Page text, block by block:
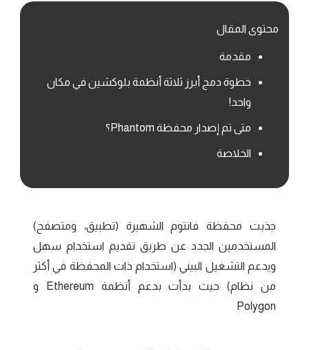
محتوى المقال
مقدمة
خطوة دمج أبرز ثلاثة أنظمة بلوكشين في مكان
واحد!
متى تم إصدار محفظة Phantom؟
الخلاصة
جذبت محفظة فانتوم الشهيرة (تطبيق، ومتصفح)
المستخدمين الجدد عن طريق تقديم استخدام سهل
ويدعم التشغيل البيني (استخدام ذات المحفظة في أكثر
من نظام) حيث بدأت بدعم أنظمة Ethereum و
Polygon